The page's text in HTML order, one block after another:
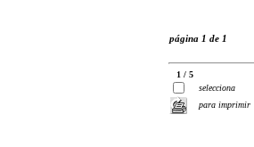
página 1 de 1
1 / 5
selecciona
para imprimir